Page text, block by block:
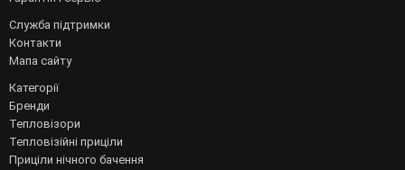
Служба підтримки
Контакти
Мапа сайту
Категорії
Бренди
Тепловізори
Тепловізійні приціли
Приціли нічного бачення